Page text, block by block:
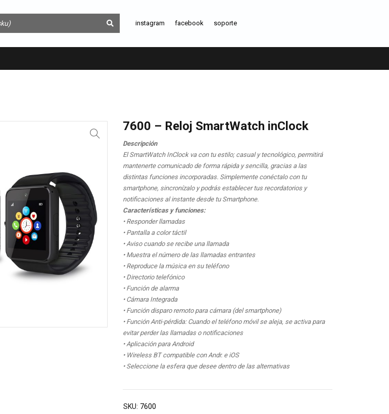
instagram facebook soporte
7600 – Reloj SmartWatch inClock
Descripción
El SmartWatch InClock va con tu estilo; casual y tecnológico, permitirá
mantenerte comunicado de forma rápida y sencilla, gracias a las
distintas funciones incorporadas. Simplemente conéctalo con tu
smartphone, sincronízalo y podrás establecer tus recordatorios y
notificaciones al instante desde tu Smartphone.
Características y funciones:
• Responder llamadas
• Pantalla a color táctil
• Aviso cuando se recibe una llamada
• Muestra el número de las llamadas entrantes
• Reproduce la música en su teléfono
• Directorio telefónico
• Función de alarma
• Cámara Integrada
• Función disparo remoto para cámara (del smartphone)
• Función Anti-pérdida: Cuando el teléfono móvil se aleja, se activa para
evitar perder las llamadas o notificaciones
• Aplicación para Android
• Wireless BT compatible con Andr. e iOS
• Seleccione la esfera que desee dentro de las alternativas
SKU: 7600